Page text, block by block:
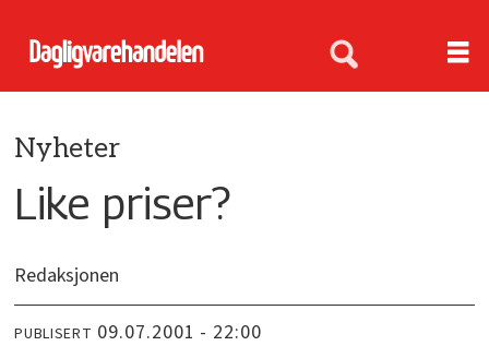
Nyheter
Like priser?
Redaksjonen
PUBLISERT 09.07.2001 - 22:00